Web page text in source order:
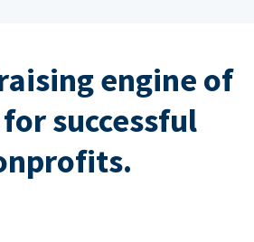
engine of
successful